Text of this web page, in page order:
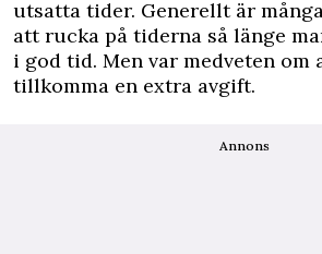
utsatta tider. Generellt är
att rucka på tiderna så länge
i god tid. Men var medveten om
tillkomma en extra avgift.
Annons